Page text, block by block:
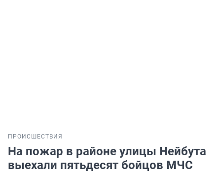
ПРОИСШЕСТВИЯ
На пожар в районе улицы Нейбута
выехали пятьдесят бойцов МЧС